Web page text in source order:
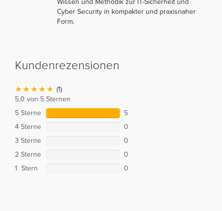
Wissen und Methodik zur IT-Sicherheit und
Cyber Security in kompakter und praxisnaher
Form.
Kundenrezensionen
(1)
5,0 von 5 Sternen
5 Sterne
5
4 Sterne
0
3 Sterne
0
2 Sterne
0
1 Stern
0